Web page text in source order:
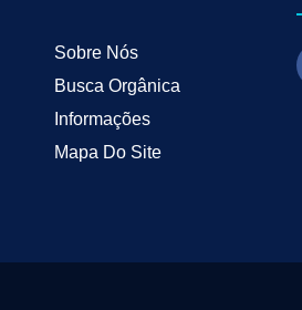
Sobre Nós
Busca Orgânica
Informações
Mapa Do Site